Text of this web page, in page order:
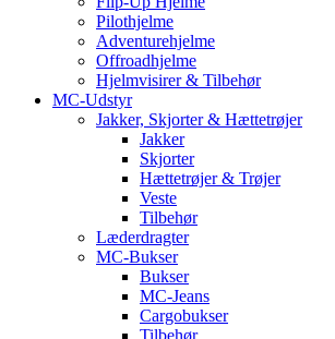
Pilothjelme
Adventurehjelme
Offroadhjelme
Hjelmvisirer & Tilbehør
MC-Udstyr
Jakker, Skjorter & Hættetrøjer
Jakker
Skjorter
Hættetrøjer & Trøjer
Veste
Tilbehør
Læderdragter
MC-Bukser
Bukser
MC-Jeans
Cargobukser
Tilbehør